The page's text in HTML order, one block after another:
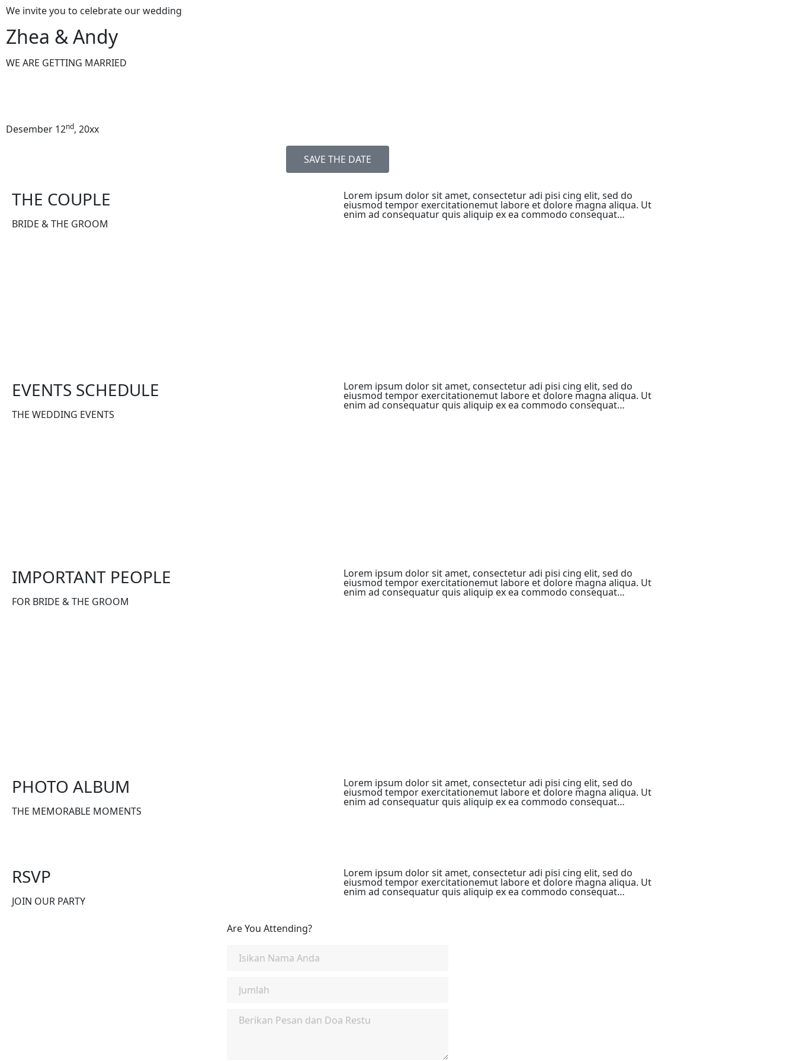
We invite you to celebrate our wedding
Zhea & Andy
WE ARE GETTING MARRIED
Desember 12nd, 20xx
SAVE THE DATE
THE COUPLE
BRIDE & THE GROOM
Lorem ipsum dolor sit amet, consectetur adi pisi cing elit, sed do
eiusmod tempor exercitationemut labore et dolore magna aliqua. Ut
enim ad consequatur quis aliquip ex ea commodo consequat…
EVENTS SCHEDULE
THE WEDDING EVENTS
Lorem ipsum dolor sit amet, consectetur adi pisi cing elit, sed do
eiusmod tempor exercitationemut labore et dolore magna aliqua. Ut
enim ad consequatur quis aliquip ex ea commodo consequat…
IMPORTANT PEOPLE
FOR BRIDE & THE GROOM
Lorem ipsum dolor sit amet, consectetur adi pisi cing elit, sed do
eiusmod tempor exercitationemut labore et dolore magna aliqua. Ut
enim ad consequatur quis aliquip ex ea commodo consequat…
PHOTO ALBUM
THE MEMORABLE MOMENTS
Lorem ipsum dolor sit amet, consectetur adi pisi cing elit, sed do
eiusmod tempor exercitationemut labore et dolore magna aliqua. Ut
enim ad consequatur quis aliquip ex ea commodo consequat…
RSVP
JOIN OUR PARTY
Lorem ipsum dolor sit amet, consectetur adi pisi cing elit, sed do
eiusmod tempor exercitationemut labore et dolore magna aliqua. Ut
enim ad consequatur quis aliquip ex ea commodo consequat…
Are You Attending?